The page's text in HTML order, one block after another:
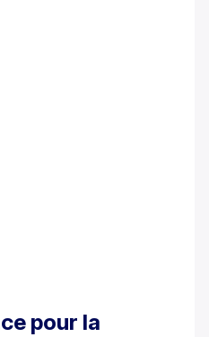
pour la